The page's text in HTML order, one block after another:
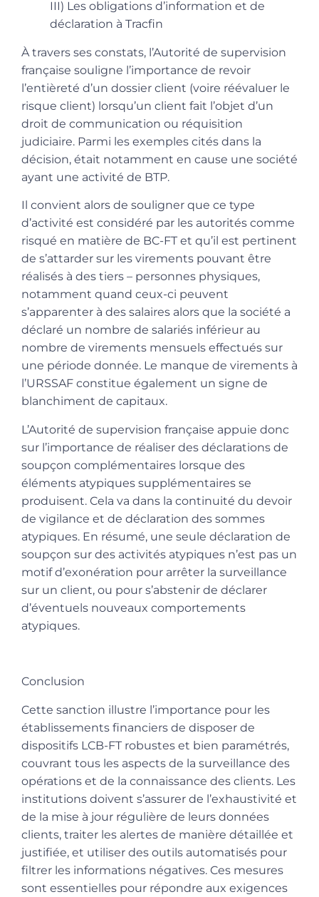
III) Les obligations d’information et de
déclaration à Tracfin
À travers ses constats, l’Autorité de supervision
française souligne l’importance de revoir
l’entièreté d’un dossier client (voire réévaluer le
risque client) lorsqu’un client fait l’objet d’un
droit de communication ou réquisition
judiciaire. Parmi les exemples cités dans la
décision, était notamment en cause une société
ayant une activité de BTP.
Il convient alors de souligner que ce type
d’activité est considéré par les autorités comme
risqué en matière de BC-FT et qu’il est pertinent
de s’attarder sur les virements pouvant être
réalisés à des tiers – personnes physiques,
notamment quand ceux-ci peuvent
s’apparenter à des salaires alors que la société a
déclaré un nombre de salariés inférieur au
nombre de virements mensuels effectués sur
une période donnée. Le manque de virements à
l’URSSAF constitue également un signe de
blanchiment de capitaux.
L’Autorité de supervision française appuie donc
sur l’importance de réaliser des déclarations de
soupçon complémentaires lorsque des
éléments atypiques supplémentaires se
produisent. Cela va dans la continuité du devoir
de vigilance et de déclaration des sommes
atypiques. En résumé, une seule déclaration de
soupçon sur des activités atypiques n’est pas un
motif d’exonération pour arrêter la surveillance
sur un client, ou pour s’abstenir de déclarer
d’éventuels nouveaux comportements
atypiques.
Conclusion
Cette sanction illustre l’importance pour les
établissements financiers de disposer de
dispositifs LCB-FT robustes et bien paramétrés,
couvrant tous les aspects de la surveillance des
opérations et de la connaissance des clients. Les
institutions doivent s’assurer de l’exhaustivité et
de la mise à jour régulière de leurs données
clients, traiter les alertes de manière détaillée et
justifiée, et utiliser des outils automatisés pour
filtrer les informations négatives. Ces mesures
sont essentielles pour répondre aux exigences